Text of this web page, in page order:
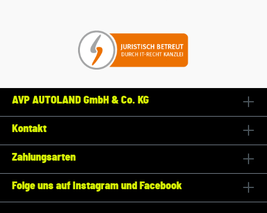
AVP AUTOLAND GmbH & Co. KG
Kontakt
Zahlungsarten
Folge uns auf Instagram und Facebook